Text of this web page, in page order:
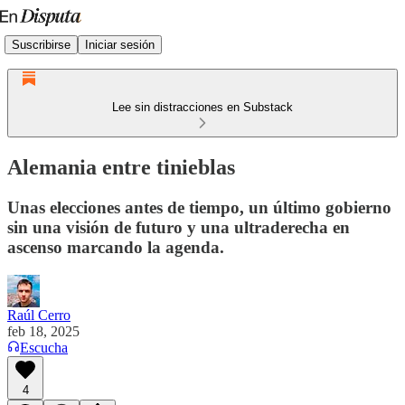
Suscribirse Iniciar sesión
Lee sin distracciones en Substack
Alemania entre tinieblas
Unas elecciones antes de tiempo, un último gobierno
sin una visión de futuro y una ultraderecha en
ascenso marcando la agenda.
Raúl Cerro
feb 18, 2025
Escucha
4